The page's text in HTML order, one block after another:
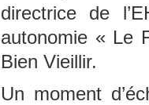
directrice de
autonomie « Le
Bien Vieillir.
Un moment